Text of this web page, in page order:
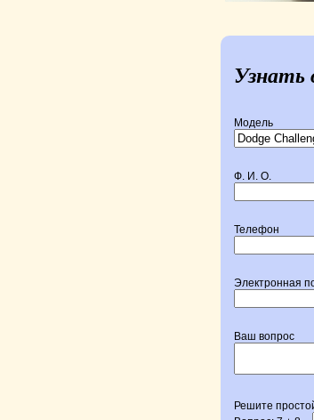
Узнать
Модель
Ф. И. О.
Телефон
Электронная
Ваш вопрос
Решите